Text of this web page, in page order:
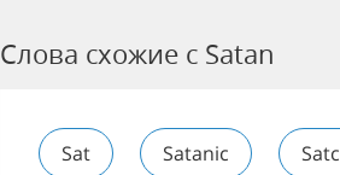
Слова схожие с Satan
Sat Satanic